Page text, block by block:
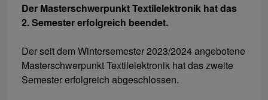
Der Masterschwerpunkt Textilelektronik hat das
2. Semester erfolgreich beendet.
Der seit dem Wintersemester 2023/2024 angebotene
Masterschwerpunkt Textilelektronik hat das zweite
Semester erfolgreich abgeschlossen.